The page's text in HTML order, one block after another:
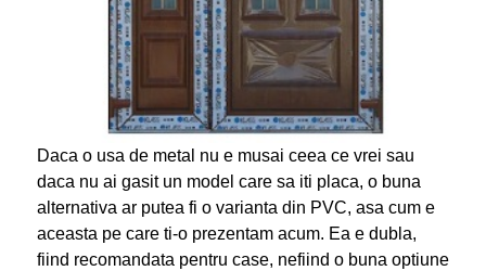
Daca o usa de metal nu e musai ceea ce vrei sau
daca nu ai gasit un model care sa iti placa, o buna
alternativa ar putea fi o varianta din PVC, asa cum e
aceasta pe care ti-o prezentam acum. Ea e dubla,
fiind recomandata pentru case, nefiind o buna optiune